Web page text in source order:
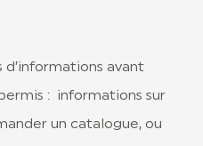
avant
: informations sur
un catalogue, ou